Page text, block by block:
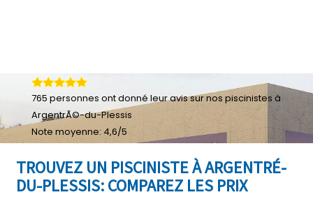
TROUVEZ UN PISCINISTE À ARGENTRÉ-
DU-PLESSIS: COMPAREZ LES PRIX
765 personnes ont donné leuravis sur nos piscinistes à
ArgentrÃ©-du-Plessis
Note moyenne: 4,6/5